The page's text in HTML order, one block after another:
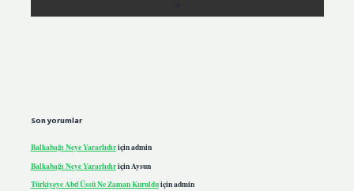
Son yorumlar
Balkabağı Neye Yararlıdıriçinadmin
Balkabağı Neye Yararlıdıriçin Aysun
Türkiyeye Abd Üssü Ne Zaman Kurulduiçinadmin